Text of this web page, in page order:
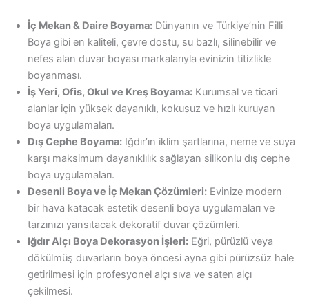
İç Mekan & Daire Boyama: Dünyanın ve Türkiye’nin Filli
Boya gibi en kaliteli, çevre dostu, su bazlı, silinebilir ve
nefes alan duvar boyası markalarıyla evinizin titizlikle
boyanması.
İş Yeri, Ofis, Okul ve Kreş Boyama: Kurumsal ve ticari
alanlar için yüksek dayanıklı, kokusuz ve hızlı kuruyan
boya uygulamaları.
Dış Cephe Boyama: Iğdır’ın iklim şartlarına, neme ve suya
karşı maksimum dayanıklılık sağlayan silikonlu dış cephe
boya uygulamaları.
Desenli Boya ve İç Mekan Çözümleri: Evinize modern
bir hava katacak estetik desenli boya uygulamaları ve
tarzınızı yansıtacak dekoratif duvar çözümleri.
Iğdır Alçı Boya Dekorasyon İşleri: Eğri, pürüzlü veya
dökülmüş duvarların boya öncesi ayna gibi pürüzsüz hale
getirilmesi için profesyonel alçı sıva ve saten alçı
çekilmesi.